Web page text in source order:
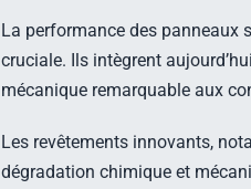
La performance des panneaux
cruciale. Ils intègrent
mécanique remarquable aux
Les revêtements innovants,
dégradation chimique et